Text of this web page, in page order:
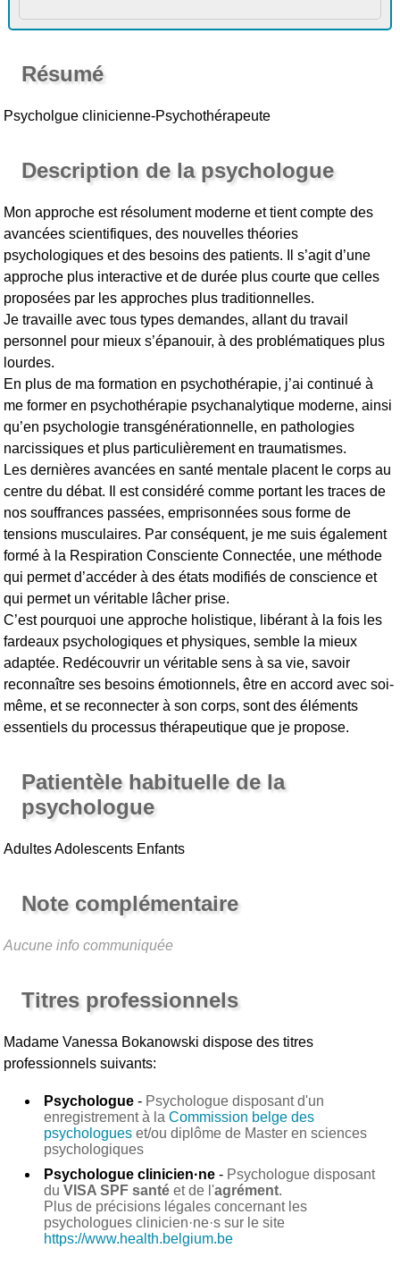
Résumé
Psycholgue clinicienne-Psychothérapeute
Description de la psychologue
Mon approche est résolument moderne et tient compte des
avancées scientifiques, des nouvelles théories
psychologiques et des besoins des patients. Il s’agit d’une
approche plus interactive et de durée plus courte que celles
proposées par les approches plus traditionnelles.
Je travaille avec tous types demandes, allant du travail
personnel pour mieux s’épanouir, à des problématiques plus
lourdes.
En plus de ma formation en psychothérapie, j’ai continué à
me former en psychothérapie psychanalytique moderne, ainsi
qu’en psychologie transgénérationnelle, en pathologies
narcissiques et plus particulièrement en traumatismes.
Les dernières avancées en santé mentale placent le corps au
centre du débat. Il est considéré comme portant les traces de
nos souffrances passées, emprisonnées sous forme de
tensions musculaires. Par conséquent, je me suis également
formé à la Respiration Consciente Connectée, une méthode
qui permet d’accéder à des états modifiés de conscience et
qui permet un véritable lâcher prise.
C’est pourquoi une approche holistique, libérant à la fois les
fardeaux psychologiques et physiques, semble la mieux
adaptée. Redécouvrir un véritable sens à sa vie, savoir
reconnaître ses besoins émotionnels, être en accord avec soi-
même, et se reconnecter à son corps, sont des éléments
essentiels du processus thérapeutique que je propose.
Patientèle habituelle de la
psychologue
Adultes Adolescents Enfants
Note complémentaire
Aucune info communiquée
Titres professionnels
Madame Vanessa Bokanowski dispose des titres
professionnels suivants:
Psychologue - Psychologue disposant d'un
enregistrement à laCommission belge des
psychologues et/ou diplôme de Master en sciences
psychologiques
Psychologue clinicien·ne - Psychologue disposant
duVISA SPF santé et de l'agrément.
Plus de précisions légales concernant les
psychologues clinicien·ne·s sur le site
https://www.health.belgium.be